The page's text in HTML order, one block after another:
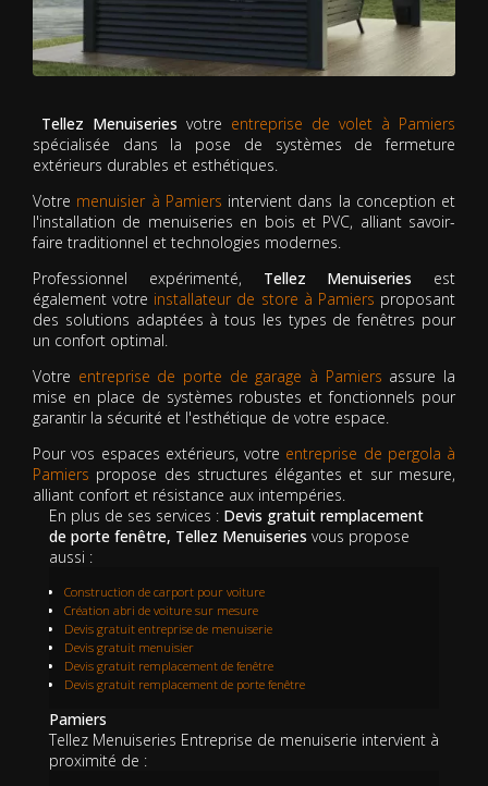
Tellez Menuiseries votre entreprise de volet à Pamiers
spécialisée dans la pose de systèmes de fermeture
extérieurs durables et esthétiques.
Votre menuisier à Pamiers intervient dans la conception et
l'installation de menuiseries en bois et PVC, alliant savoir-
faire traditionnel et technologies modernes.
Professionnel expérimenté, Tellez Menuiseries est
également votre installateur de store à Pamiers proposant
des solutions adaptées à tous les types de fenêtres pour
un confort optimal.
Votre entreprise de porte de garage à Pamiers assure la
mise en place de systèmes robustes et fonctionnels pour
garantir la sécurité et l'esthétique de votre espace.
Pour vos espaces extérieurs, votre entreprise de pergola à
Pamiers propose des structures élégantes et sur mesure,
alliant confort et résistance aux intempéries.
En plus de ses services : Devis gratuit remplacement
de porte fenêtre, Tellez Menuiseries vous propose
aussi :
Construction de carport pour voiture
Création abri de voiture sur mesure
Devis gratuit entreprise de menuiserie
Devis gratuit menuisier
Devis gratuit remplacement de fenêtre
Devis gratuit remplacement de porte fenêtre
Pamiers
Tellez Menuiseries Entreprise de menuiserie intervient à
proximité de :